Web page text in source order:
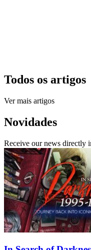
Todos os artigos
Ver mais artigos
Novidades
Receive our news directly